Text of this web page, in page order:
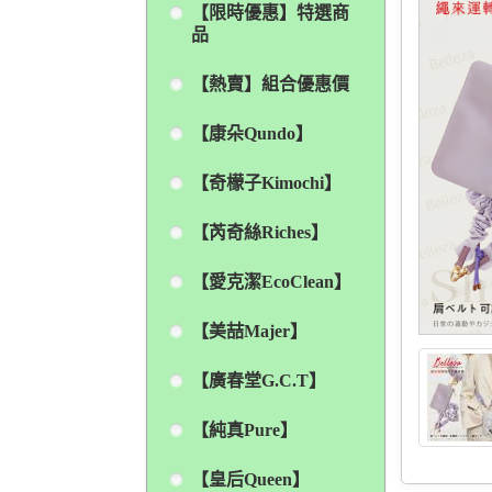
【限時優惠】特選商
品
【熱賣】組合優惠價
【康朵Qundo】
【奇檬子Kimochi】
【芮奇絲Riches】
【愛克潔EcoClean】
【美喆Majer】
【廣春堂G.C.T】
【純真Pure】
【皇后Queen】